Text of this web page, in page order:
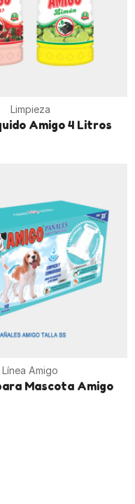
Limpieza
Amigo 4 Litros
Línea Amigo
Mascota Amigo